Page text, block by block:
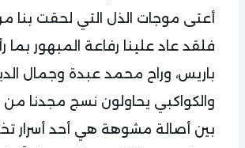
أعتى موجات الذل التي لحقت بنا
فلقد عاد علينا رفاعة المبهور بما
باريس، وراح محمد عبدة وجمال
والكواكبي يحاولون نسج مجدنا من
بين أصالة مشوهة هي أحد أسرار